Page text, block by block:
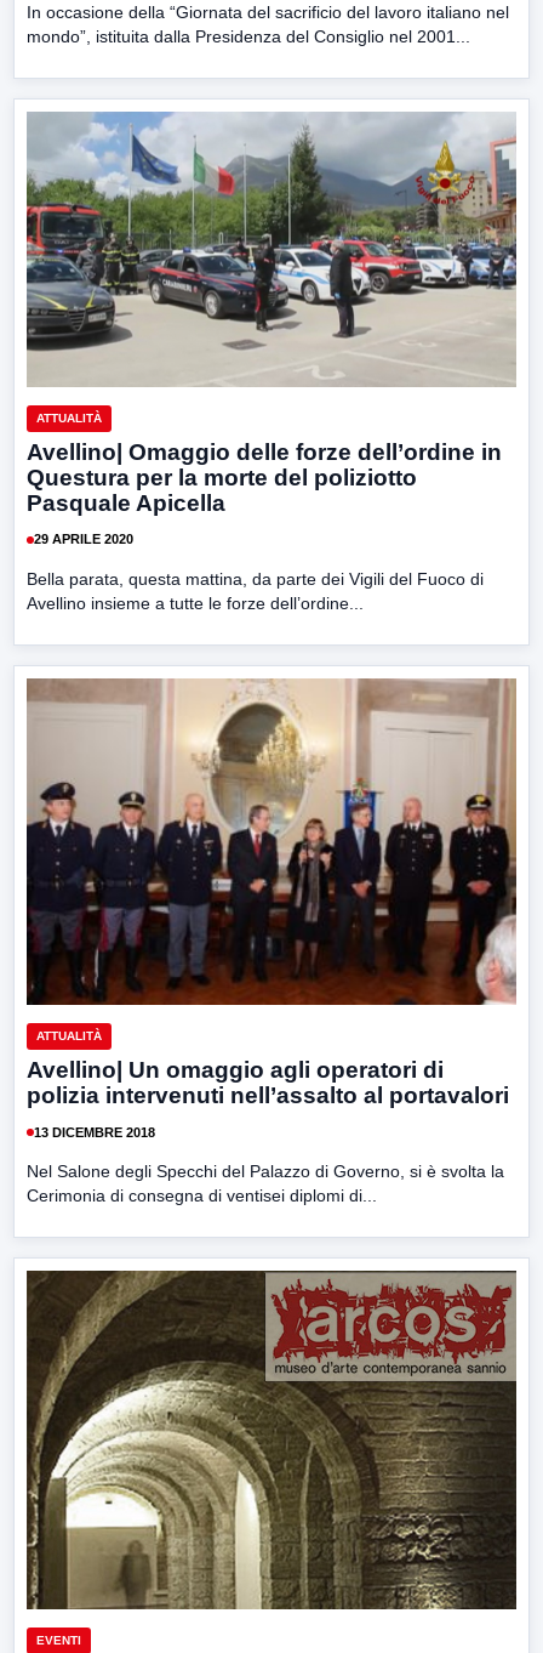
In occasione della “Giornata del sacrificio del lavoro italiano nel
mondo”, istituita dalla Presidenza del Consiglio nel 2001...
ATTUALITÀ
Avellino| Omaggio delle forze dell’ordine in
Questura per la morte del poliziotto
Pasquale Apicella
29 APRILE 2020
Bella parata, questa mattina, da parte dei Vigili del Fuoco di
Avellino insieme a tutte le forze dell’ordine...
ATTUALITÀ
Avellino| Un omaggio agli operatori di
polizia intervenuti nell’assalto al portavalori
13 DICEMBRE 2018
Nel Salone degli Specchi del Palazzo di Governo, si è svolta la
Cerimonia di consegna di ventisei diplomi di...
EVENTI